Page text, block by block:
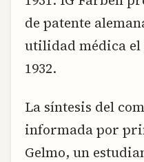
de patente
utilidad médica el
1932.
La síntesis del
informada por
Gelmo, un